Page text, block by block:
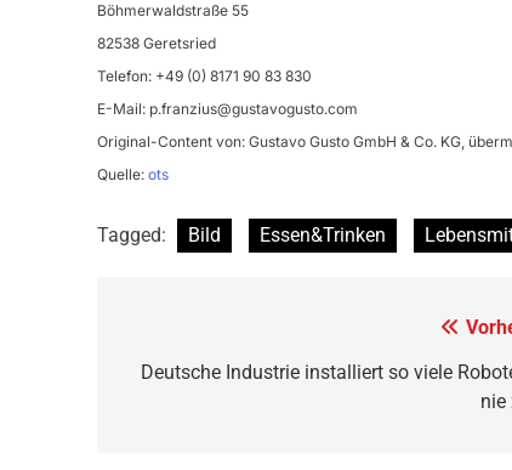
Böhmerwaldstraße 55
82538 Geretsried
Telefon: +49 (0) 8171 90 83 830
E-Mail: p.franzius@gustavogusto.com
Original-Content von: Gustavo Gusto GmbH & Co. KG,
Quelle: ots
Tagged: Bild Essen&Trinken
Deutsche Industrie installiert so viele
nie